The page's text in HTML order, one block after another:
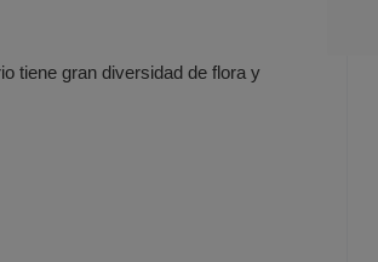
tiene gran diversidad de flora y